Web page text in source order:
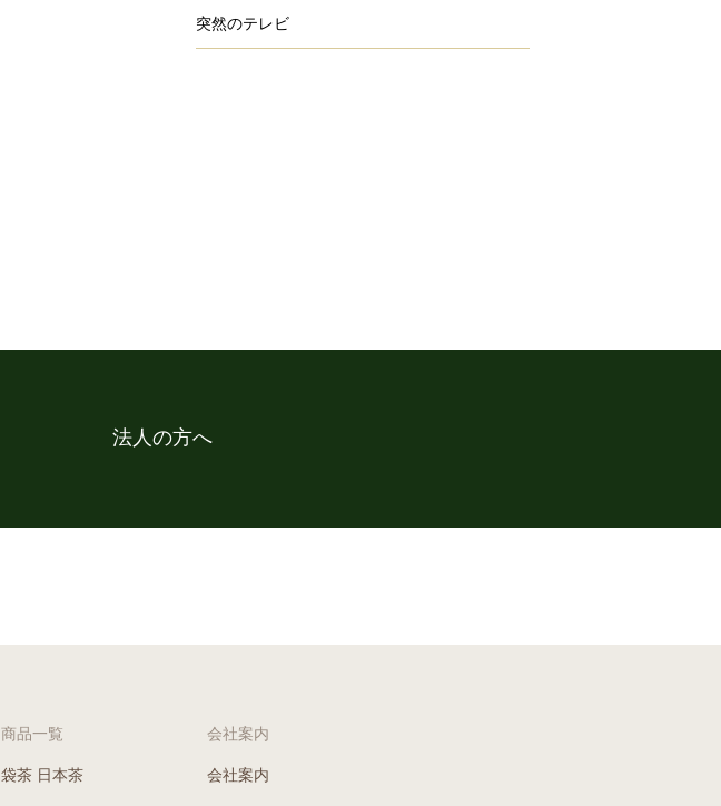
突然のテレビ
法人の方へ
商品一覧
袋茶 日本茶
会社案内
会社案内